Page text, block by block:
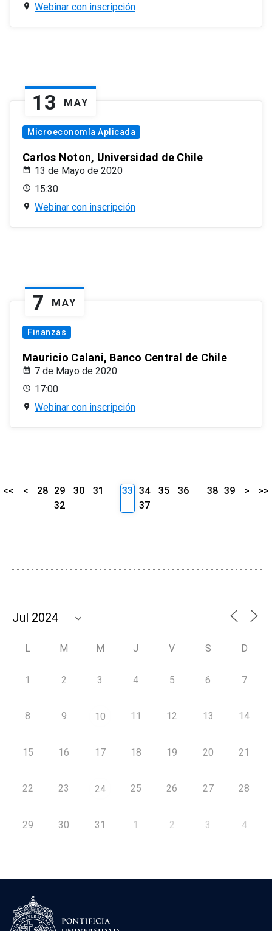
Webinar con inscripción
13 MAY
Microeconomía Aplicada
Carlos Noton, Universidad de Chile
13 de Mayo de 2020
15:30
Webinar con inscripción
7 MAY
Finanzas
Mauricio Calani, Banco Central de Chile
7 de Mayo de 2020
17:00
Webinar con inscripción
<< < 28 29 30
31
32
33 34 35
36
37
38 39 > >>
L M M J V S D
1 2 3 4 5 6 7
8 9 10 11 12 13 14
15 16 17 18 19 20 21
22 23 24 25 26 27 28
29 30 31 1 2 3 4